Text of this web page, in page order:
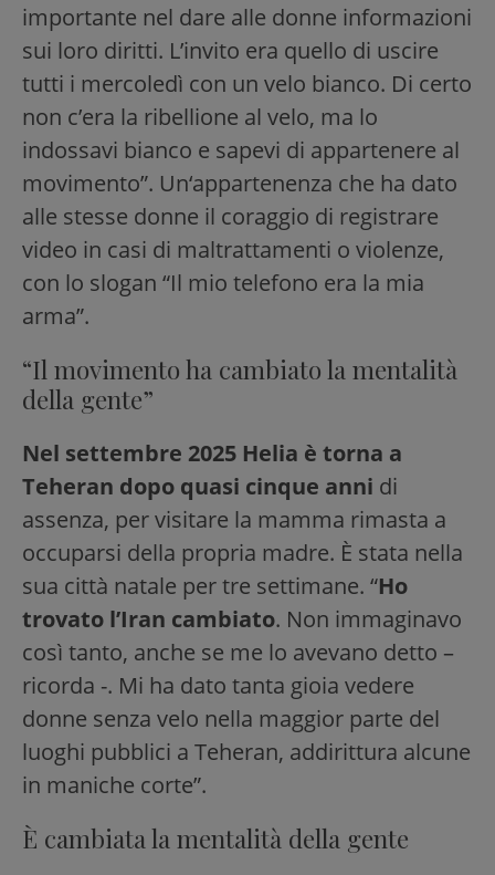
importante nel dare alle donne informazioni
sui loro diritti. L’invito era quello di uscire
tutti i mercoledì con un velo bianco. Di certo
non c’era la ribellione al velo, ma lo
indossavi bianco e sapevi di appartenere al
movimento”. Un‘appartenenza che ha dato
alle stesse donne il coraggio di registrare
video in casi di maltrattamenti o violenze,
con lo slogan “Il mio telefono era la mia
arma”.
“Il movimento ha cambiato la mentalità
della gente”
Nel settembre 2025 Helia è torna a
Teheran dopo quasi cinque anni di
assenza, per visitare la mamma rimasta a
occuparsi della propria madre. È stata nella
sua città natale per tre settimane. “Ho
trovato l’Iran cambiato. Non immaginavo
così tanto, anche se me lo avevano detto –
ricorda -. Mi ha dato tanta gioia vedere
donne senza velo nella maggior parte del
luoghi pubblici a Teheran, addirittura alcune
in maniche corte”.
È cambiata la mentalità della gente